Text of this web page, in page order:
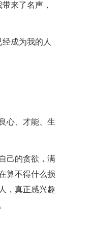
来了名声，
成为我的人
心、才能、生
己的贪欲，满
算不得什么损
，真正感兴趣